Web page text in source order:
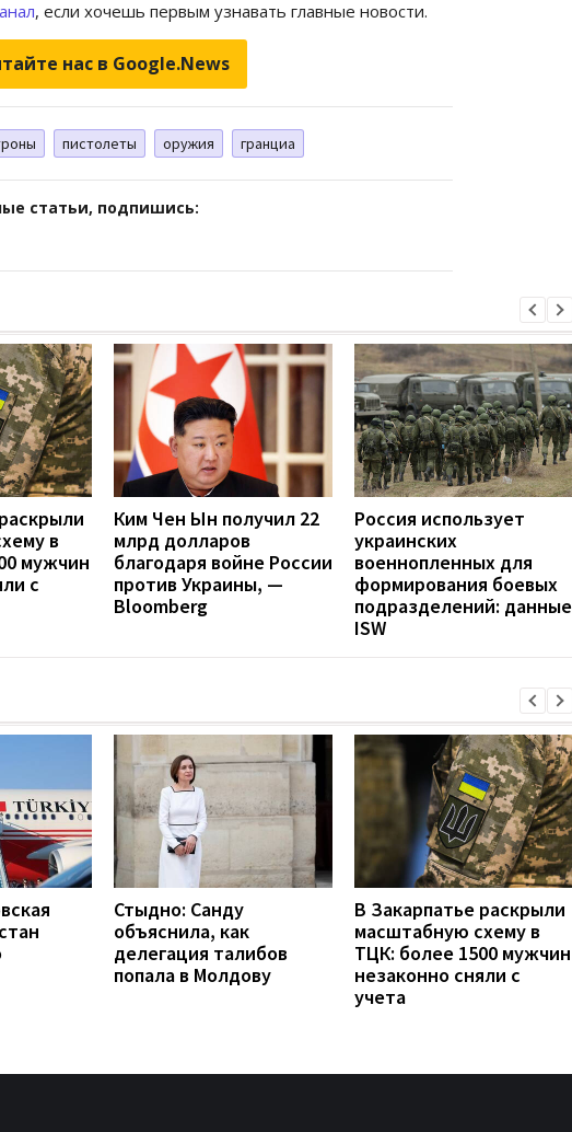
, если хочешь первым узнавать главные новости.
нас в Google.News
пистолеты оружия гранциа
статьи, подпишись:
в
мужчин
с
Ким Чен Ын получил 22
млрд долларов
благодаря войне России
против Украины, —
Bloomberg
Россия использует
украинских
военнопленных для
формирования боевых
подразделений: данные
ISW
Стыдно: Санду
объяснила, как
делегация талибов
попала в Молдову
В Закарпатье раскрыли
масштабную схему в
ТЦК: более 1500 мужчин
незаконно сняли с
учета